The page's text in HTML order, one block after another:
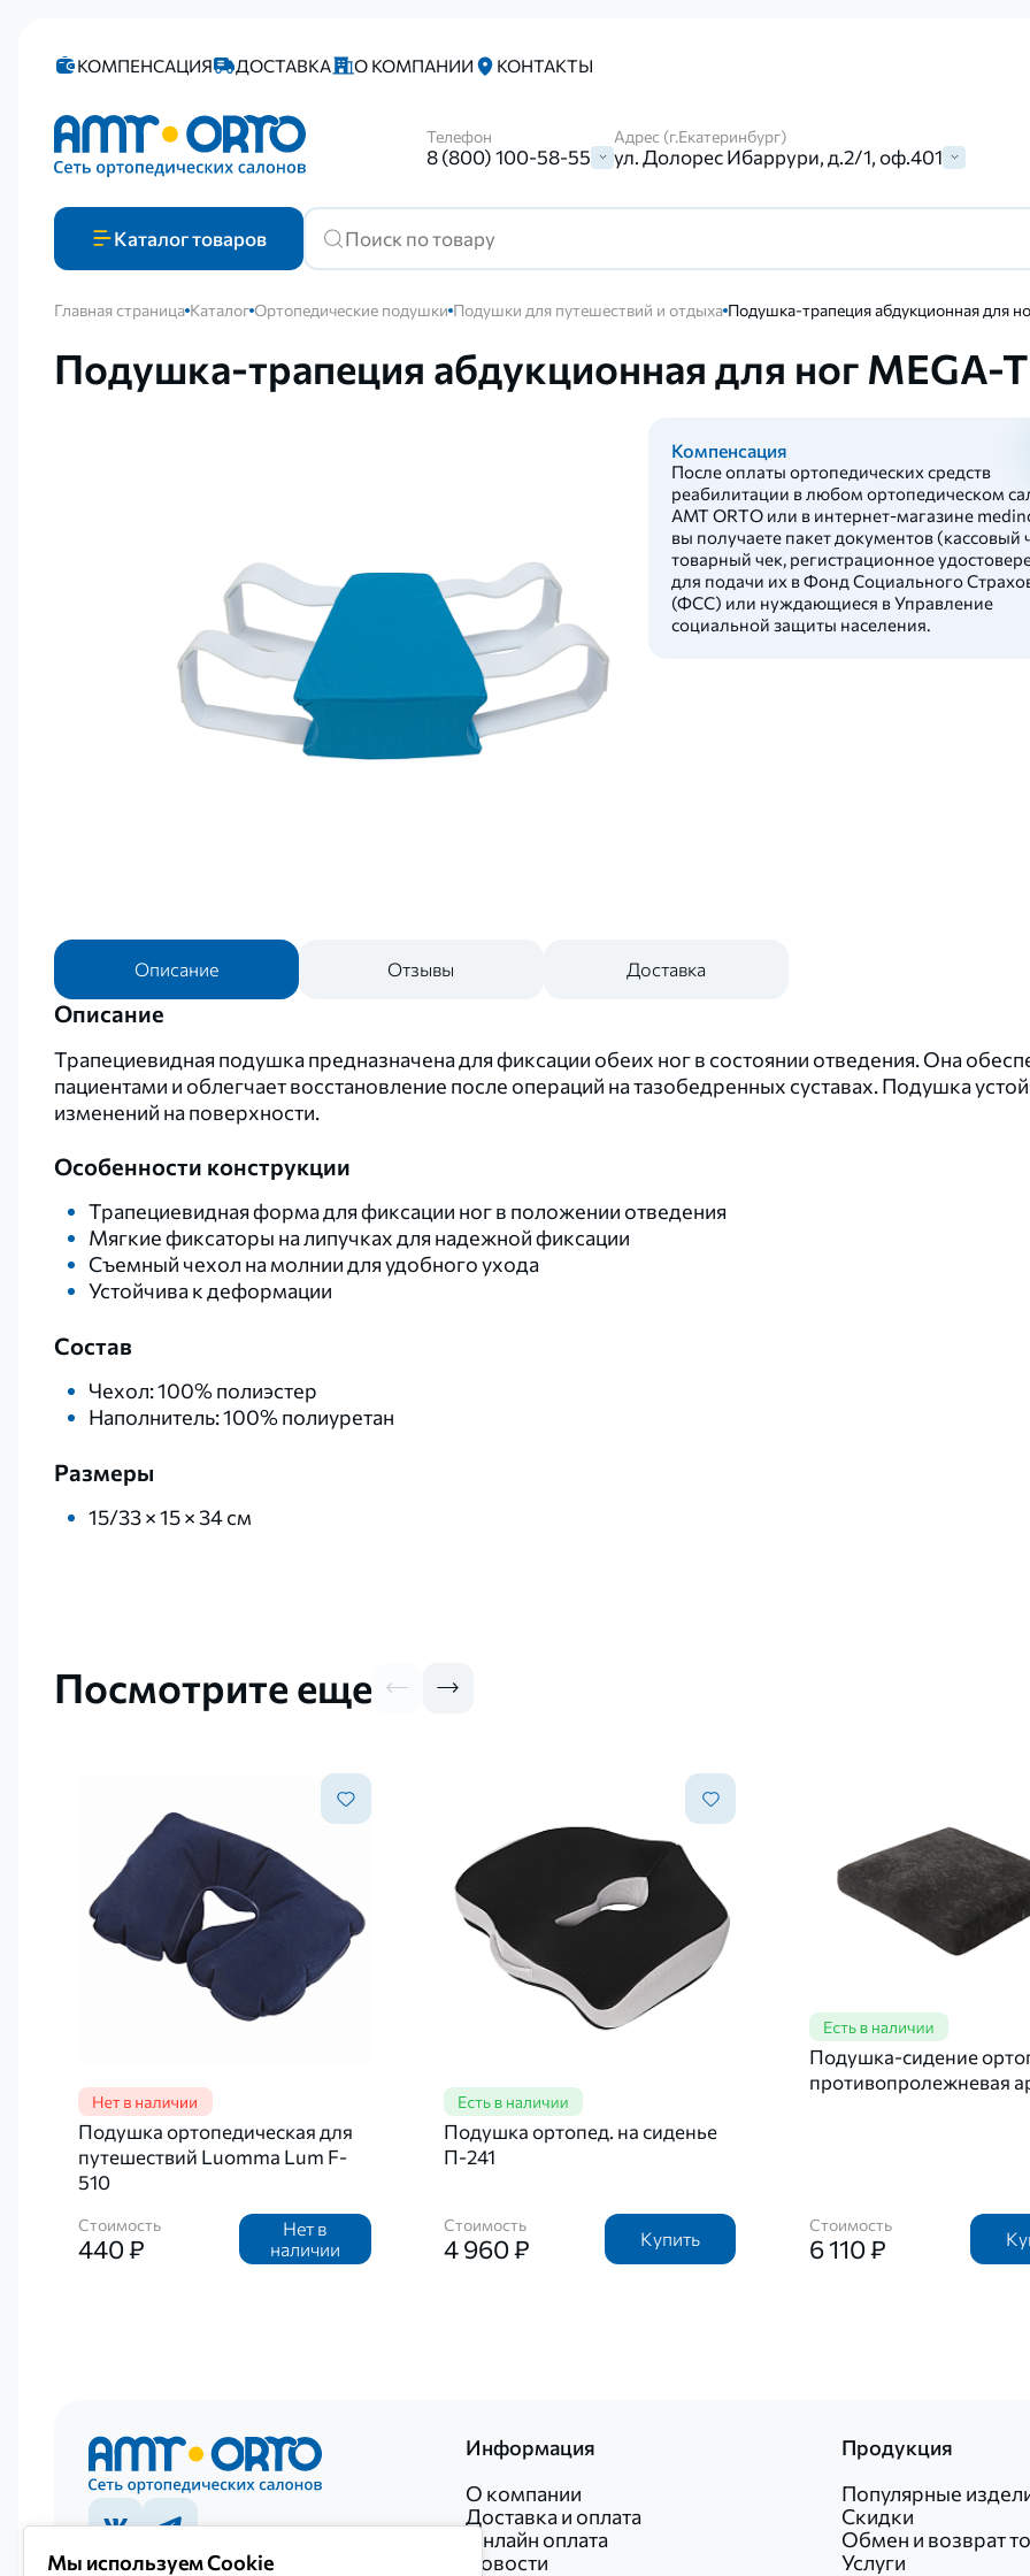
КОМПЕНСАЦИЯ ДОСТАВКА О КОМПАНИИ КОНТАКТЫ
Телефон
8 (800) 100-58-55
Адрес (г.Екатеринбург)
ул. Долорес Ибаррури, д.2/1, оф.401
Каталогтоваров
Главная страница Каталог Ортопедические подушки Подушки для путешествий и отдыха Подушка-трапеция абдукционная для
Подушка-трапеция абдукционная для ног MEGA-
Компенсация
После оплаты ортопедических средств
реабилитации в любом ортопедическом
AMT ORTO или в интернет-магазине
вы получаете пакет документов (кассовый
товарный чек, регистрационное
для подачи их в Фонд Социального
(ФСС) или нуждающиеся в Управление
социальной защиты населения.
Описание Отзывы Доставка
Описание
Трапециевидная подушка предназначена для фиксации обеих ног в состоянии отведения. Она
пациентами и облегчает восстановление после операций на тазобедренных суставах. Подушка
изменений на поверхности.
Особенности конструкции
Трапециевидная форма для фиксации ног в положении отведения
Мягкие фиксаторы на липучках для надежной фиксации
Съемный чехол на молнии для удобного ухода
Устойчива к деформации
Состав
Чехол: 100% полиэстер
Наполнитель: 100% полиуретан
Размеры
15/33 × 15 × 34 см
Посмотрите еще
Подушка ортопедическая для
путешествий Luomma Lum F-
510
Стоимость
440 ₽
Нет в
наличии
Подушка ортопед. на сиденье
П-241
Стоимость
4 960 ₽ Купить
Подушка-сидение
противопролежневая
Стоимость
6 110 ₽
Информация
О компании
Доставка и оплата
Онлайн оплата
Новости
Продукция
Популярные
Скидки
Обмен и возврат
Услуги
Мы используем Cookie